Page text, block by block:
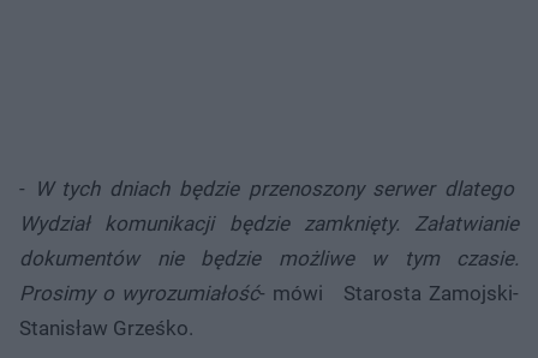
- W tych dniach będzie przenoszony serwer dlatego
Wydział komunikacji będzie zamknięty. Załatwianie
dokumentów nie będzie możliwe w tym czasie.
Prosimy o wyrozumiałość- mówi Starosta Zamojski-
Stanisław Grześko.